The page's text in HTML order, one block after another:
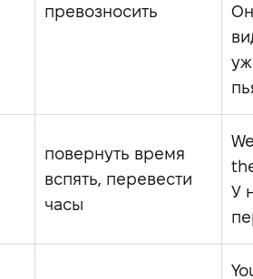
превозносить
повернуть время
вспять, перевести
часы
У